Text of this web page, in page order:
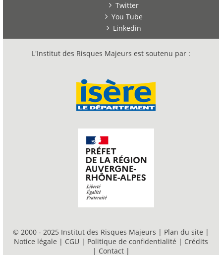
Twitter
You Tube
Linkedin
L'Institut des Risques Majeurs est soutenu par :
© 2000 - 2025 Institut des Risques Majeurs | Plan du site |
Notice légale | CGU | Politique de confidentialité | Crédits
| Contact |